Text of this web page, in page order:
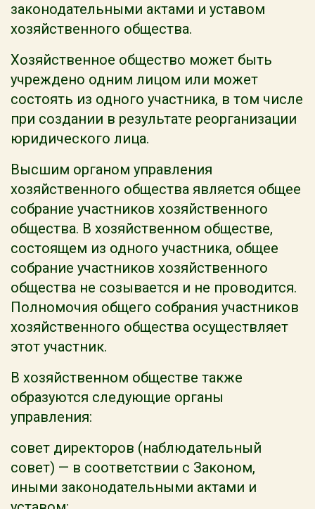
законодательными актами и уставом
хозяйственного общества.
Хозяйственное общество может быть
учреждено одним лицом или может
состоять из одного участника, в том числе
при создании в результате реорганизации
юридического лица.
Высшим органом управления
хозяйственного общества является общее
собрание участников хозяйственного
общества. В хозяйственном обществе,
состоящем из одного участника, общее
собрание участников хозяйственного
общества не созывается и не проводится.
Полномочия общего собрания участников
хозяйственного общества осуществляет
этот участник.
В хозяйственном обществе также
образуются следующие органы
управления:
совет директоров (наблюдательный
совет) — в соответствии с Законом,
иными законодательными актами и